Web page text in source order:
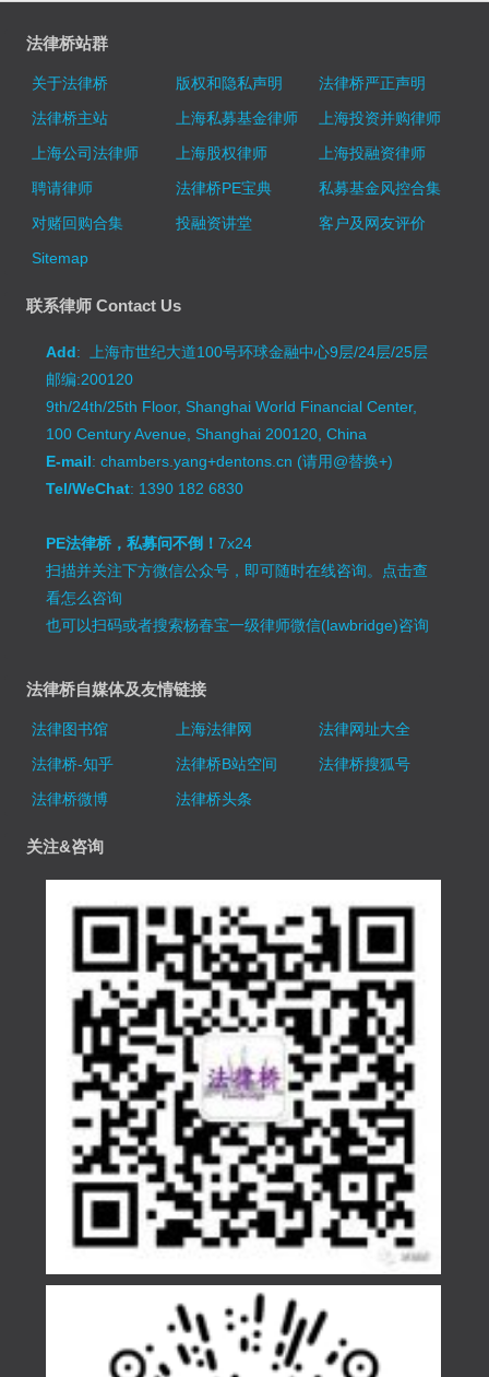
法律桥站群
关于法律桥 版权和隐私声明
法律桥严正声明
法律桥主站
上海私募基金律师
上海投资并购律师
上海公司法律师
上海股权律师
上海投融资律师
聘请律师
法律桥PE宝典
私募基金风控合集
对赌回购合集
投融资讲堂
客户及网友评价
Sitemap
联系律师 Contact Us
Add: 上海市世纪大道100号环球金融中心9层/24层/25层
邮编:200120
9th/24th/25th Floor, Shanghai World Financial Center,
100 Century Avenue, Shanghai 200120, China
E-mail: chambers.yang+dentons.cn (请用@替换+)
Tel/WeChat: 1390 182 6830
PE法律桥，私募问不倒！7x24
扫描并关注下方微信公众号，即可随时在线咨询。 点击查
看怎么咨询
也可以扫码或者搜索杨春宝一级律师微信(lawbridge)咨询
法律桥自媒体及友情链接
法律图书馆 上海法律网
法律网址大全
法律桥-知乎
法律桥B站空间
法律桥搜狐号
法律桥微博
法律桥头条
关注&咨询